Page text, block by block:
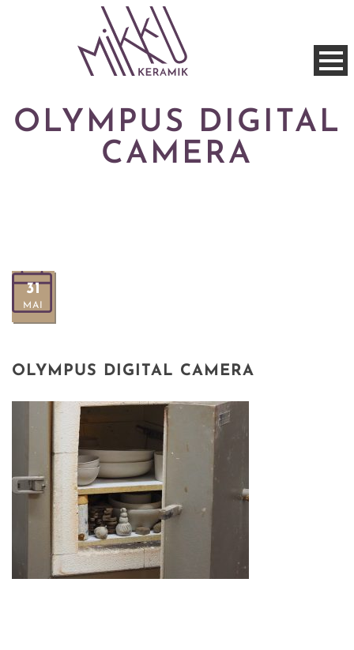
OLYMPUS DIGITAL
CAMERA
31
MAI
OLYMPUS DIGITAL CAMERA